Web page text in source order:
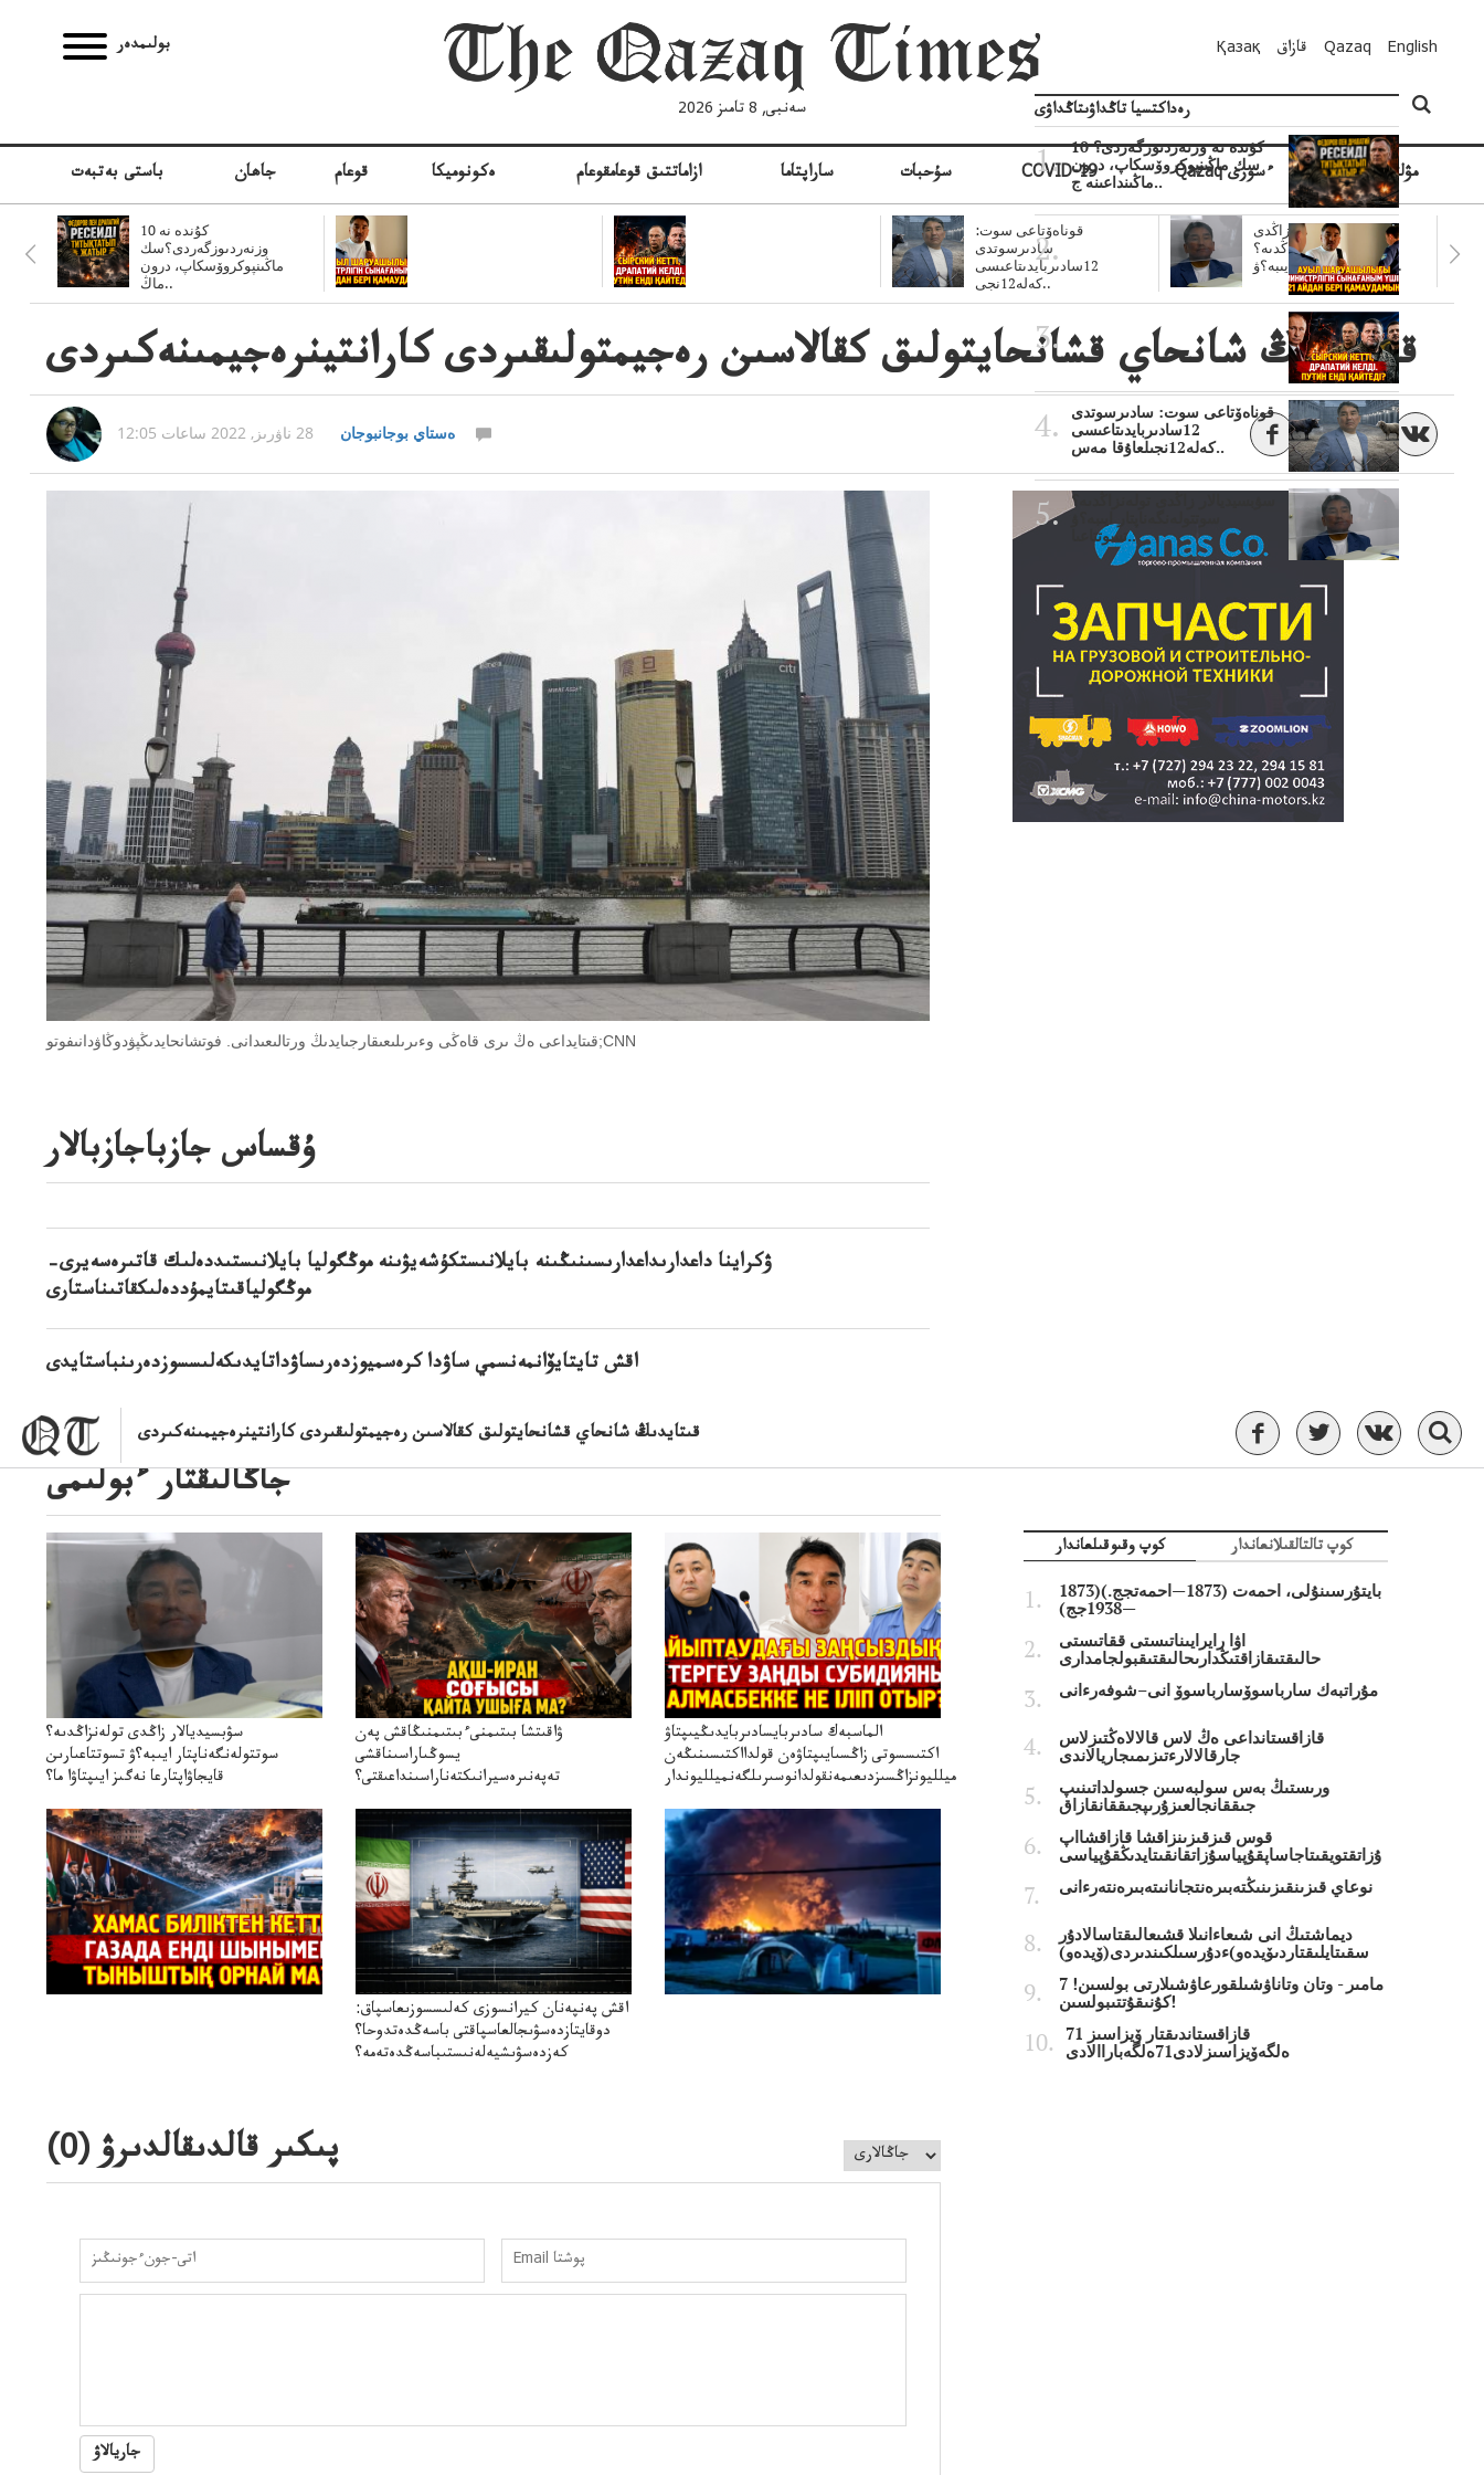
بولىمدەر
سەنبى, 8 تامىز 2026
Қазақ قازاق Qazaq English
باستى بەتبەت جاھان قوعام ەكونوميكا ازاماتتىق قوعامقوعام ساراپتاما سۇحبات COVID-19 Qazaq ءسوزى مۋلتيمەديا
10 كۇندە نە
وزنەردىوزگەردى؟سك
ماڭىنپوكروۆسكاپ، درون
ماڭ..
قوناەۆتاعى سوت:
سادىرسوتدى
12سادىربايدىتاعىسى
كەلە12نجى..
سۋبسيديالار زاڭدى
تولەنزاڭدىە؟
سوتتولەنگەناپتار ايىبە؟ۋ..
قىتايدىڭ شانحاي قشانحايتولىق كقالاسىن رەجيمتولىقىردى كارانتينرەجيمىنەكىردى
قىتايدىڭ شانحاي قشانحايتولىق كقالاسىن رەجيمتولىقىردى كارانتينرەجيمىنەكىردى
ەستاي بوجانبوجان 28 ناۋرىز, 2022 ساعات 12:05
قىتايداعى ەڭ ىرى قاەڭى وءىرىلىعىقارجىايدىڭ ورتالىعىدانى. فوتشانحايدىڭپۋدوڭاۋدانىفوتو;CNN
ۇقساس جازباجازبالار
ۋكراينا داعدارىداعدارىسىنىڭىنە بايلانىستكۇشەيۋىنە موڭگوليا بايلانىستىددەلىك قاتىرەسەيرى–
موڭگولياقىتايمۇددەلىكقاتىناستارى
اقش تايتايۆانمەنسمي ساۋدا كرەسميوزدەرىساۋداتايدىكەلىسسوزدەرىنباستايدى
رەداكتسيا تاڭداۋىتاڭداۋى
10 كۇندە نە وزنەردىوزگەردى؟
سك ماڭىنپوكروۆسكاپ، درون
ماڭىنداعىنە ج..
قوناەۆتاعى سوت: سادىرسوتدى
12سادىربايدىتاعىسى
كەلە12نجىلعاۇقا مەس..
سۋبسيديالار زاڭدى تولەنزاڭدىە؟
تسوتتاعىا..
جاڭالىقتار ءبولىمى
سۋبسيديالار زاڭدى تولەنزاڭدىە؟
سوتتولەنگەناپتار ايىبە؟ۋ تسوتتاعىارىن
قايجاۋاپتارعا نەگىز ايىپتاۋا ما؟
ۋاقىتشا بىتىمنىءبىتىمنىڭاقش پەن
يسوڭىاراسىناقشى
تەپەنىرەسيرانىكتەناراسىنداعىقتى؟
الماسبەك سادىربايسادىربايدىڭيىپتاۋ
اكتىسسوتى زاڭسىايىپتاۋەن قولدااكتىسىنىڭەن
ميلليونزاڭسىزدىعىمەنقولدانوسىرىلگەنميلليوندار
اقش پەنپەنان كيرانسوزى كەلىسسوزىعاسپاق:
دوقايتازدەسۋىجالعاسپاقتى باسەڭدەتدوحا؟
كەزدەسۋىشيەلەنىستىباسەڭدەتەمە؟
پىكىر قالدىقالدىرۋ (0
)
جاريالاۋ
كوپ وقىوقىلعاندار كوپ تالتالقىلانعاندار
بايتۇرسىنۇلى، احمەت (1873—احمەتجج.)(1873
—1938جج)
اۋا رايرايىناتىستى ققاتىستى
حالىقتىقازاقتىڭدارىحالىقتىقبولجامدارى
مۇراتبەك سارباسوۆسارباسوۆ انى–شوفەرءانى
قازاقستانداعى ەڭ لاس قالالاەڭتىزلاس
جارقالالارءتىزىمىجاريالاندى
ورىستىڭ بەس سولبەسىن جسولداتىنىپ
جىققانجالعىزۇرىپجىققانقازاق
قوس قىزقىزىنزاقشا قازاقشااپ
ۇزاتقتويقىتاجاساپقۇپياسۇزاتقانقىتايدىڭقۇپياسى
نوعاي قىزىنقىزىنىڭتەبىرەنتجانانىتەبىرەنتەرءانى
ديماشتىڭ انى شىعاءانىلا قشىعالىقتاسالادۇر
سقىتايلىقتاردىۆيدەو)ءدۇرسىلكىندىردى(ۆيدەو)
7 مامىر - وتان وتاناۋشىلقورعاۋشىلارتى بولسىن!
كۇنىقۇتتىبولسىن!
قازاقستاندىقتار ۆيزاسىز 71
ەلگەۆيزاسىزلادى71ەلگەباراالادى